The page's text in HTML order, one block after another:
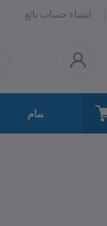
انشاء حساب بائع
جميع الأقسام